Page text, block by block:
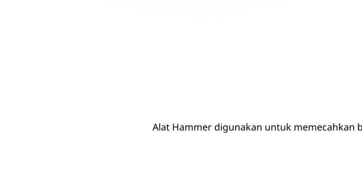
Alat Hammer digunakan untuk memecahkan